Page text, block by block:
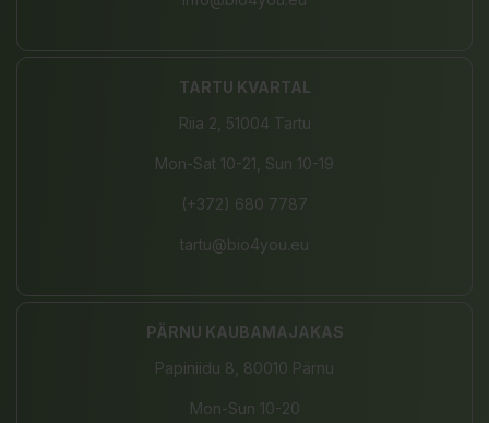
TARTU KVARTAL
Riia 2, 51004 Tartu
Mon-Sat 10-21, Sun 10-19
(+372) 680 7787
tartu@bio4you.eu
PÄRNU KAUBAMAJAKAS
Papiniidu 8, 80010 Pärnu
Mon-Sun 10-20